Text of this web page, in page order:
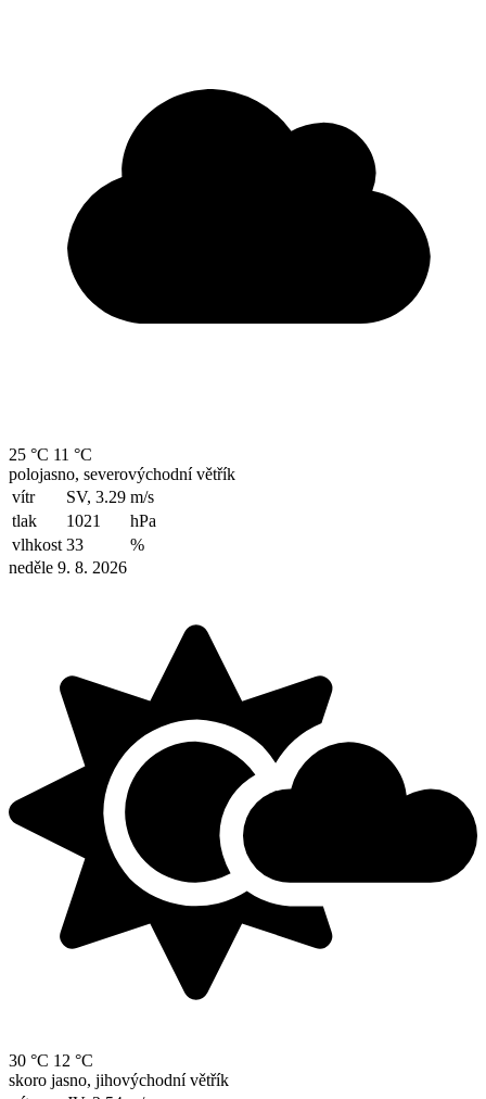
25 °C 11 °C
polojasno, severovýchodní větřík
vítr
SV, 3.29 m/s
tlak
1021
hPa
vlhkost 33
%
neděle 9. 8. 2026
30 °C 12 °C
skoro jasno, jihovýchodní větřík